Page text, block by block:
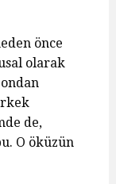
önce
olarak
ondan
de,
O öküzün